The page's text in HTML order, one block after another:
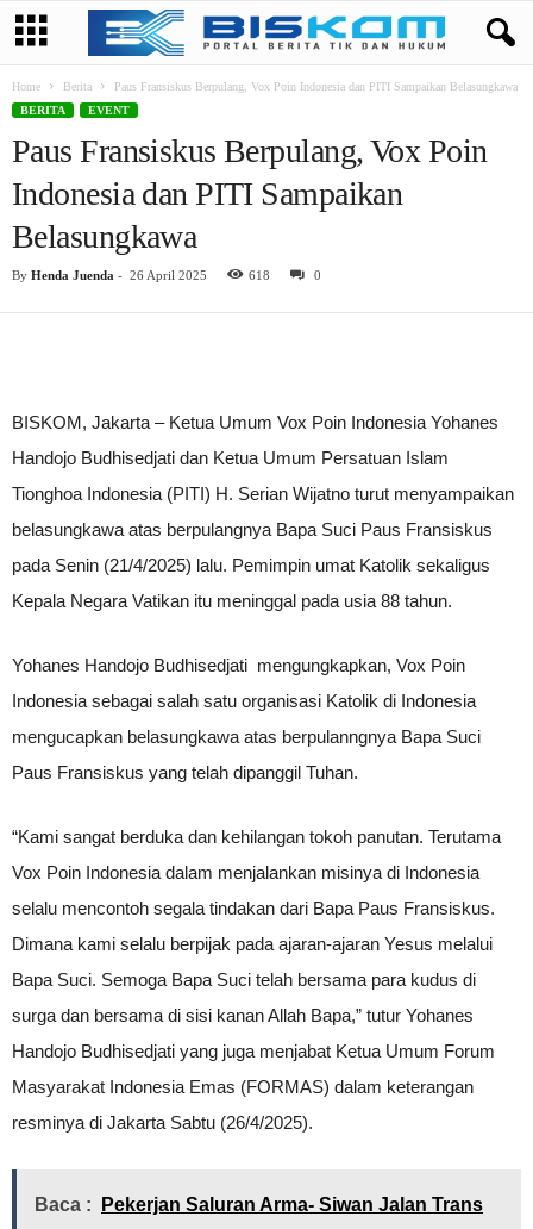
Home Berita
Paus Fransiskus Berpulang, Vox Poin Indonesia dan PITI Sampaikan Belasungkawa
BERITA
EVENT
Paus Fransiskus Berpulang, Vox Poin
Indonesia dan PITI Sampaikan
Belasungkawa
By Henda Juenda - 26 April 2025 618 0
BISKOM, Jakarta – Ketua Umum Vox Poin Indonesia Yohanes
Handojo Budhisedjati dan Ketua Umum Persatuan Islam
Tionghoa Indonesia (PITI) H. Serian Wijatno turut menyampaikan
belasungkawa atas berpulangnya Bapa Suci Paus Fransiskus
pada Senin (21/4/2025) lalu. Pemimpin umat Katolik sekaligus
Kepala Negara Vatikan itu meninggal pada usia 88 tahun.
Yohanes Handojo Budhisedjati mengungkapkan, Vox Poin
Indonesia sebagai salah satu organisasi Katolik di Indonesia
mengucapkan belasungkawa atas berpulanngnya Bapa Suci
Paus Fransiskus yang telah dipanggil Tuhan.
“Kami sangat berduka dan kehilangan tokoh panutan. Terutama
Vox Poin Indonesia dalam menjalankan misinya di Indonesia
selalu mencontoh segala tindakan dari Bapa Paus Fransiskus.
Dimana kami selalu berpijak pada ajaran-ajaran Yesus melalui
Bapa Suci. Semoga Bapa Suci telah bersama para kudus di
surga dan bersama di sisi kanan Allah Bapa,” tutur Yohanes
Handojo Budhisedjati yang juga menjabat Ketua Umum Forum
Masyarakat Indonesia Emas (FORMAS) dalam keterangan
resminya di Jakarta Sabtu (26/4/2025).
Baca :
Pekerjan Saluran Arma- Siwan Jalan Trans